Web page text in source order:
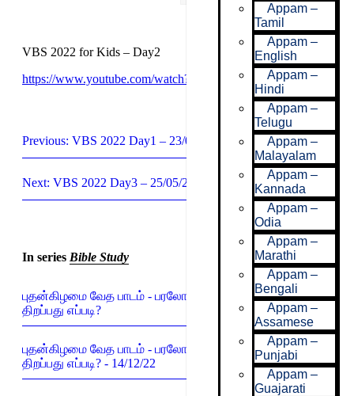
Appam –
Tamil
Appam –
English
Appam –
Hindi
Appam –
Telugu
Appam –
Malayalam
Appam –
Kannada
Appam –
Odia
Appam –
Marathi
Appam –
Bengali
Appam –
Assamese
Appam –
Punjabi
Appam –
Guajarati
VBS 2022 for Kids – Day2
https://www.youtube.com/watch?v=o0ZxvGxxcQM
Previous: VBS 2022 Day1 – 23/05/22
Next: VBS 2022 Day3 – 25/05/22
In series Bible Study
புதன்கிழமை வேத பாடம் - பரலோகத்தின் வாசல்களை
திறப்பது எப்படி?
புதன்கிழமை வேத பாடம் - பரலோகத்தின் வாசல்களை
திறப்பது எப்படி? - 14/12/22